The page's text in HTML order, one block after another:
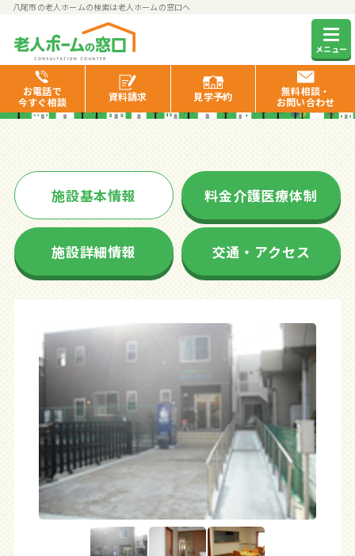
八尾市の老人ホームの検索は老人ホームの窓口へ
メニュー
お電話で
今すぐ相談
資料請求 見学予約
無料相談・
お問い合わせ
ひよりレジデンス
施設基本情報 料金介護医療体制
施設詳細情報 交通・アクセス